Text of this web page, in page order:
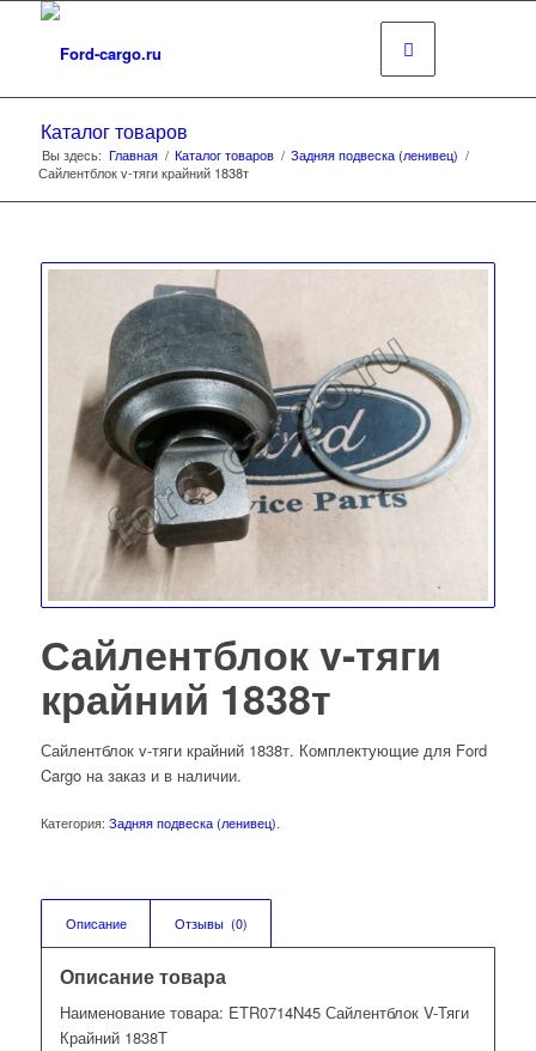
Каталог товаров
Вы здесь: Главная / Каталог товаров / Задняя подвеска (ленивец) /
Сайлентблок v-тяги крайний 1838т
Сайлентблок v-тяги
крайний 1838т
Сайлентблок v-тяги крайний 1838т. Комплектующие для Ford
Cargo на заказ и в наличии.
Категория: Задняя подвеска (ленивец).
Описание Отзывы  (0)
Описание товара
Наименование товара: ETR0714N45 Сайлентблок V-Тяги
Крайний 1838Т